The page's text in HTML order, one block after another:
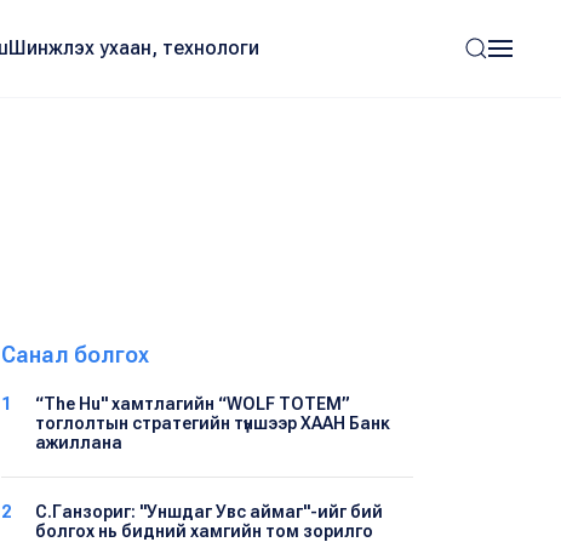
Шинжлэх ухаан, технологи
Санал болгох
1
“The Hu" хамтлагийн “WOLF TOTEM”
тоглолтын стратегийн түншээр ХААН Банк
ажиллана
2
С.Ганзориг: "Уншдаг Увс аймаг"-ийг бий
болгох нь бидний хамгийн том зорилго